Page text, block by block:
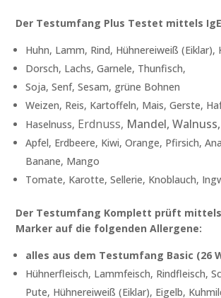
Der Testumfang Plus Testet mittels
Huhn, Lamm, Rind, Hühnereiweiß (Eiklar),
Dorsch, Lachs, Garnele, Thunfisch,
Soja, Senf, Sesam, grüne Bohnen
Weizen, Reis, Kartoffeln, Mais, Gerste,
Haselnuss, Erdnuss, Mandel,
Apfel, Erdbeere, Kiwi, Orange, Pfirsich,
Banane, Mango
Tomate, Karotte, Sellerie, Knoblauch,
Der Testumfang Komplett prüft mittels
Marker auf die folgenden Allergene:
alles aus dem Testumfang Basic (26
Hühnerfleisch, Lammfeisch, Rindfleisch,
Pute, Hühnereiweiß (Eiklar), Eigelb,